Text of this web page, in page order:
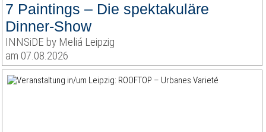
7 Paintings – Die spektakuläre
Dinner-Show
INNSiDE by Meliá Leipzig
am 07.08.2026